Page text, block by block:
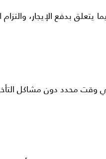
بدفع الإيجار، والتزام
وقت محدد دون مشاكل